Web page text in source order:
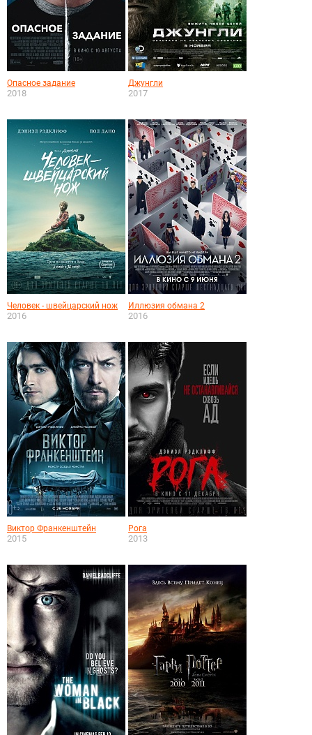
Опасное задание
2018
Джунгли
2017
Человек - швейцарский нож
2016
Иллюзия обмана 2
2016
Виктор Франкенштейн
2015
Рога
2013